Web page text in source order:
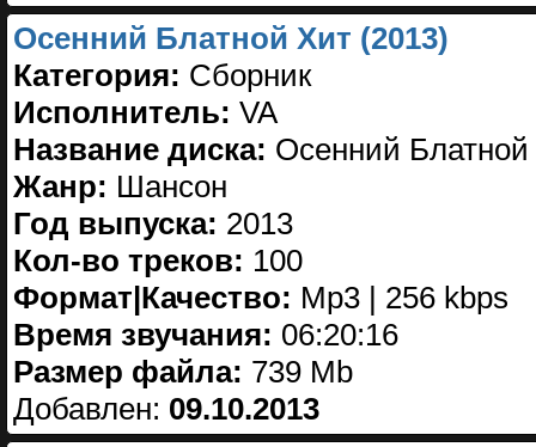
Осенний Блатной Хит (2013)
Категория: Сборник
Исполнитель: VA
Название диска: Осенний
Жанр: Шансон
Год выпуска: 2013
Кол-во треков: 100
Формат|Качество: Mp3 | 256 kbps
Время звучания: 06:20:16
Размер файла: 739 Mb
Добавлен: 09.10.2013